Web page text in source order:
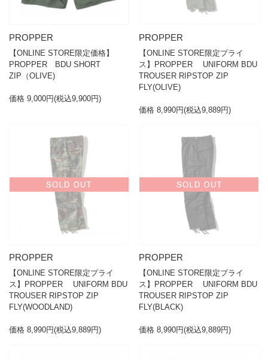
PROPPER
【ONLINE STORE限定価格】
PROPPER BDU SHORT
ZIP（OLIVE)
価格 9,000円(税込9,900円)
PROPPER
【ONLINE STORE限定プライ
ス】PROPPER UNIFORM BDU
TROUSER RIPSTOP ZIP
FLY(OLIVE)
価格 8,990円(税込9,889円)
PROPPER
【ONLINE STORE限定プライ
ス】PROPPER UNIFORM BDU
TROUSER RIPSTOP ZIP
FLY(WOODLAND)
価格 8,990円(税込9,889円)
PROPPER
【ONLINE STORE限定プライ
ス】PROPPER UNIFORM BDU
TROUSER RIPSTOP ZIP
FLY(BLACK)
価格 8,990円(税込9,889円)